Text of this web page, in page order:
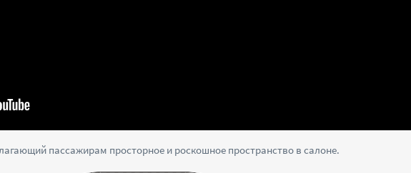
пассажирам просторное и роскошное пространство в салоне.